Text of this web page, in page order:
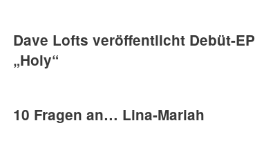
Dave Lofts veröffentlicht Debüt-EP
„Holy“
10 Fragen an… Lina-Mariah